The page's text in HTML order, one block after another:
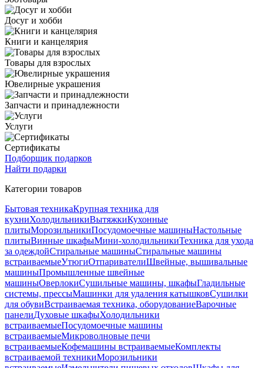
Досуг и хобби
Книги и канцелярия
Товары для взрослых
Ювелирные украшения
Запчасти и принадлежности
Услуги
Сертификаты
Подборщик подарков
Найти подарки
Категории товаров
Бытовая техникаКрупная техника для
кухниХолодильникиВытяжкиКухонные
плитыМорозильникиПосудомоечные машиныНастольные
плитыВинные шкафыМини-холодильникиТехника для ухода
за одеждойСтиральные машиныСтиральные машины
встраиваемыеУтюгиОтпаривателиШвейные, вышивальные
машиныПромышленные швейные
машиныОверлокиСушильные машины, шкафыГладильные
системы, прессыМашинки для удаления катышковСушилки
для обувиВстраиваемая техника, оборудованиеВарочные
панелиДуховые шкафыХолодильники
встраиваемыеПосудомоечные машины
встраиваемыеМикроволновые печи
встраиваемыеКофемашины встраиваемыеКомплекты
встраиваемой техникиМорозильники